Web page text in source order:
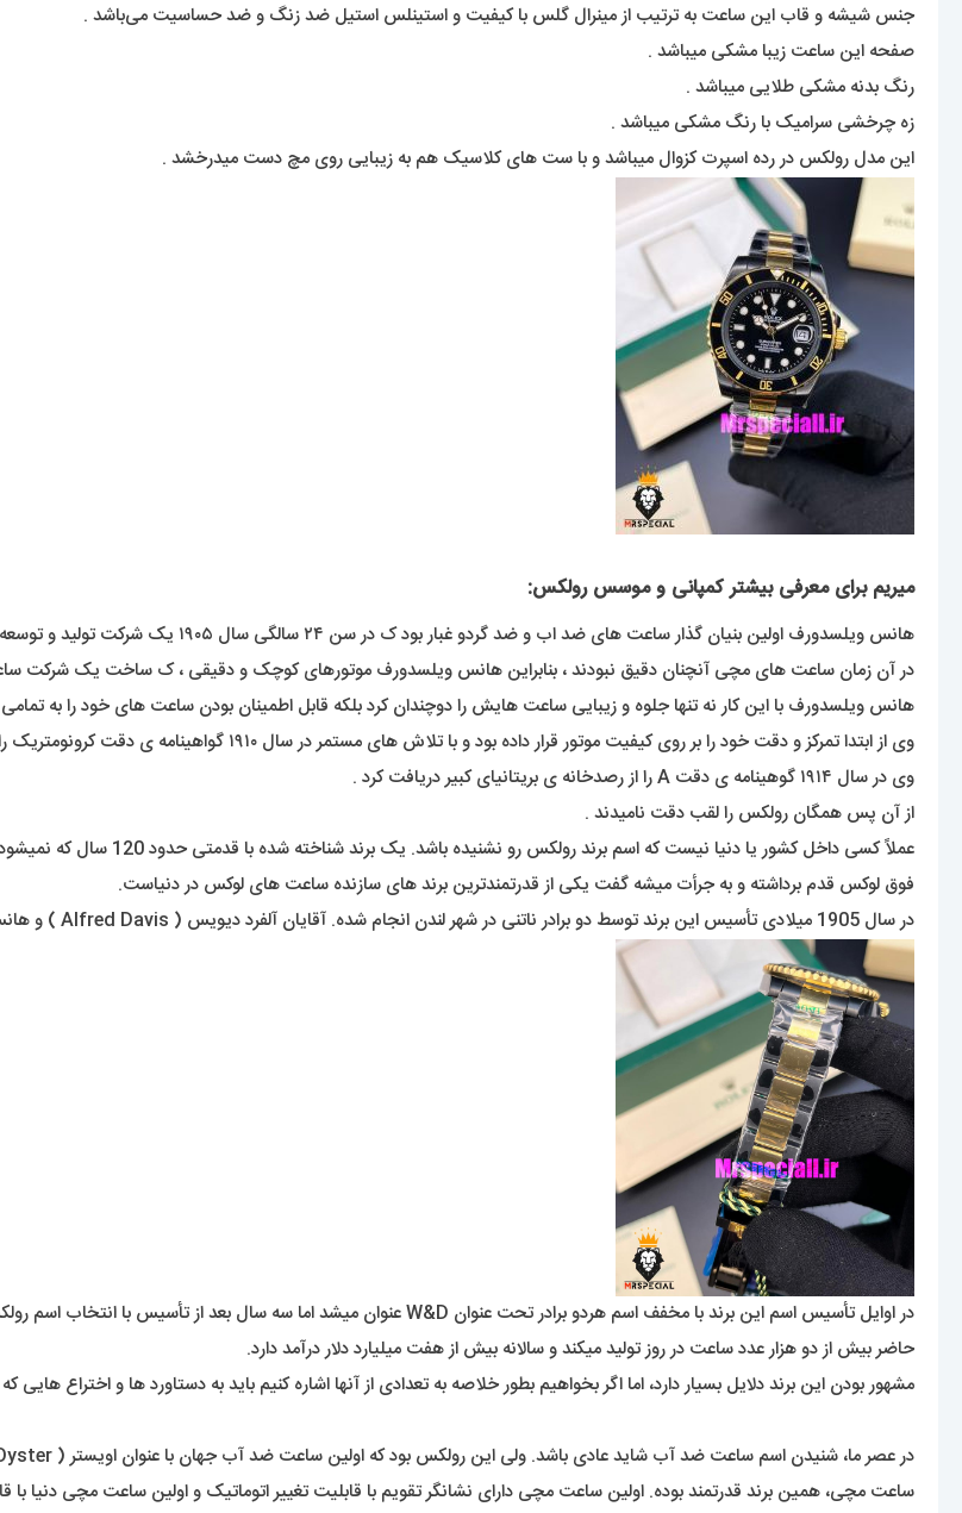
جنس شیشه و قاب این ساعت به ترتیب از مینرال گلس با کیفیت و استینلس استیل ضد زنگ و ضد حساسیت می‌باشد .
صفحه این ساعت زیبا مشکی میباشد .
رنگ بدنه مشکی طلایی میباشد .
زه چرخشی سرامیک با رنگ مشکی میباشد .
این مدل رولکس در رده اسپرت کزوال میباشد و با ست های کلاسیک هم به زیبایی روی مچ دست میدرخشد .
میریم برای معرفی بیشتر کمپانی و موسس رولکس:
هانس ویلسدورف اولین بنیان گذار ساعت های ضد اب و ضد گردو غبار بود ک در سن ۲۴ سالگی سال ۱۹۰۵ یک شرکت تولید و توسعه انواع ساعت های مچی رولکس را در لندن تاسیس کرد .
در آن زمان ساعت های مچی آنچنان دقیق نبودند ، بنابراین هانس ویلسدورف موتورهای کوچک و دقیقی ، ک ساخت یک شرکت
هانس ویلسدورف با این کار نه تنها جلوه و زیبایی ساعت هایش را دوچندان کرد بلکه قابل اطمینان بودن ساعت های خود را به تمامی
وی از ابتدا تمرکز و دقت خود را بر روی کیفیت موتور قرار داده بود و با تلاش های مستمر در سال ۱۹۱۰ گواهینامه ی دقت کرونومتریک را از مرکز رتبه بندی ساعت سوئیس دریافت کرد .
وی در سال ۱۹۱۴ گوهینامه ی دقت A را از رصدخانه ی بریتانیای کبیر دریافت کرد .
از آن پس همگان رولکس را لقب دقت نامیدند .
عملاً کسی داخل کشور یا دنیا
فوق لوکس قدم برداشته و به جرأت میشه گفت یکی از قدرتمندترین برند های سازنده ساعت های لوکس در دنیاست.
در سال 1905 میلادی تأسیس این برند توسط دو برادر ناتنی در شهر لندن انجام شده. آقایان آلفرد دیویس ( Alfred Davis ) و هانس ویلسدورف ( Hans Wilsdorf ).
در اوایل تأسیس اسم این برند با مخفف اسم هردو برادر تحت عنوان W&D عنوان میشد اما سه سال بعد از تأسیس با انتخاب اسم رولکس (
حاضر بیش از دو هزار عدد ساعت در روز تولید میکند و سالانه بیش از هفت میلیارد دلار درآمد دارد.
مشهور بودن این برند دلایل بسیار دارد، اما اگر بخواهیم بطور خلاصه به تعدادی از آنها اشاره کنیم باید به دستاورد ها و
ساعت مچی، همین برند قدرتمند بوده. اولین ساعت مچی دارای نشانگر تقویم با قابلیت تغییر اتوماتیک و اولین ساعت مچی دنیا